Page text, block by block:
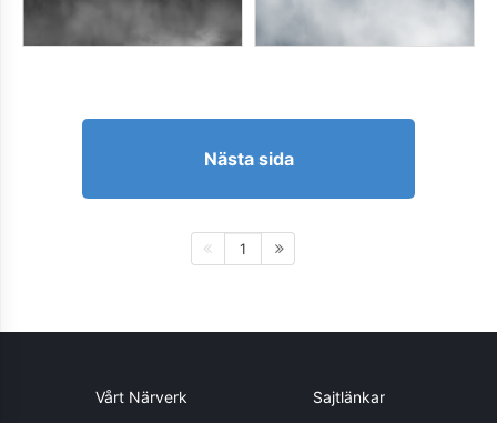
Nästa sida
1
Vårt Närverk Sajtlänkar